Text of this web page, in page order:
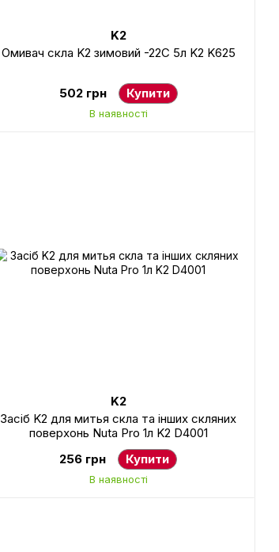
K2
Омивач скла K2 зимовий -22С 5л K2 K625
502 грн Купити
В наявності
K2
Засіб K2 для митья скла та інших скляних
поверхонь Nuta Pro 1л K2 D4001
256 грн
Купити
В наявності